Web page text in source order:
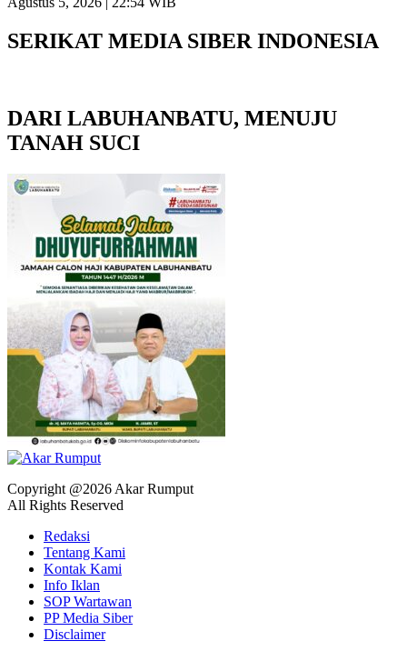
SERIKAT MEDIA SIBER INDONESIA
DARI LABUHANBATU, MENUJU
TANAH SUCI
Copyright @2026 Akar Rumput
All Rights Reserved
Redaksi
Tentang Kami
Kontak Kami
Info Iklan
SOP Wartawan
PP Media Siber
Disclaimer